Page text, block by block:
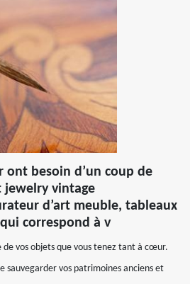
ont besoin d’un coup de
jewelry vintage
d’art meuble, tableaux
correspond à v
de vos objets que vous tenez tant à cœur.
sauvegarder vos patrimoines anciens et